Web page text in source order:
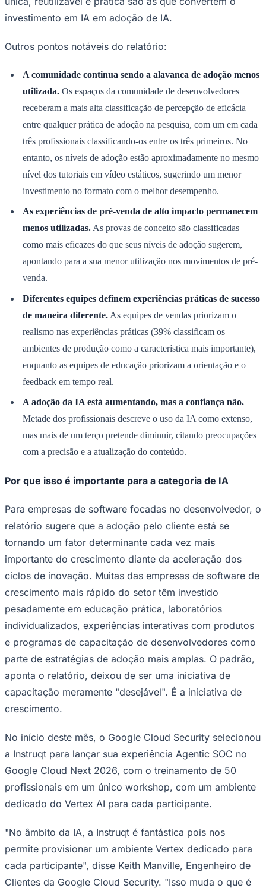
Juventude
Ceará
Outros pontos notáveis do relatório:
A comunidade continua sendo a alavanca de adoção menos
receberam a mais alta classificação de percepção de eficácia
entre qualquer prática de adoção na pesquisa, com um em cada
três profissionais classificando-os entre os três primeiros. No
entanto, os níveis de adoção estão aproximadamente no mesmo
nível dos tutoriais em vídeo estáticos, sugerindo um menor
investimento no formato com o melhor desempenho.
como mais eficazes do que seus níveis de adoção sugerem,
apontando para a sua menor utilização nos movimentos de pré-
realismo nas experiências práticas (39% classificam os
ambientes de produção como a característica mais importante),
enquanto as equipes de educação priorizam a orientação e o
feedback em tempo real.
mas mais de um terço pretende diminuir, citando preocupações
com a precisão e a atualização do conteúdo.
Por que isso é importante para a categoria de IA
Para empresas de software focadas no desenvolvedor, o
tornando um fator determinante cada vez mais
importante do crescimento diante da aceleração dos
ciclos de inovação. Muitas das empresas de software de
crescimento mais rápido do setor têm investido
pesadamente em educação prática, laboratórios
individualizados, experiências interativas com produtos
e programas de capacitação de desenvolvedores como
parte de estratégias de adoção mais amplas. O padrão,
aponta o relatório, deixou de ser uma iniciativa de
capacitação meramente "desejável". É a iniciativa de
crescimento.
No início deste mês, o Google Cloud Security selecionou
Google Cloud Next 2026, com o treinamento de 50
profissionais em um único workshop, com um ambiente
dedicado do Vertex AI para cada participante.
"No âmbito da IA, a Instruqt é fantástica pois nos
cada participante", disse Keith Manville, Engenheiro de
Clientes da Google Cloud Security. "Isso muda o que é
possível em um workshop."